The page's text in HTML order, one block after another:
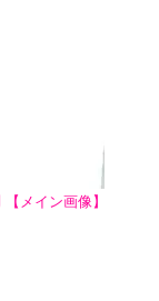
【メイン画像】